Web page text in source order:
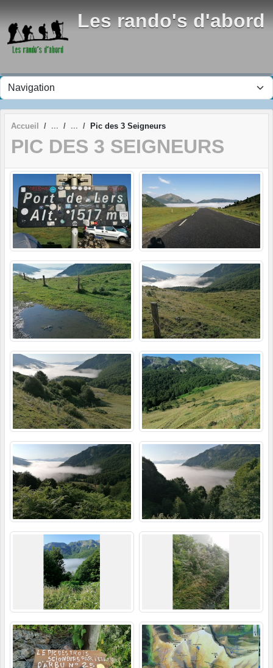
Les rando's d'abord
Accueil Pic des 3 Seigneurs
PIC DES 3 SEIGNEURS